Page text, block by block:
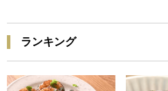
ランキング